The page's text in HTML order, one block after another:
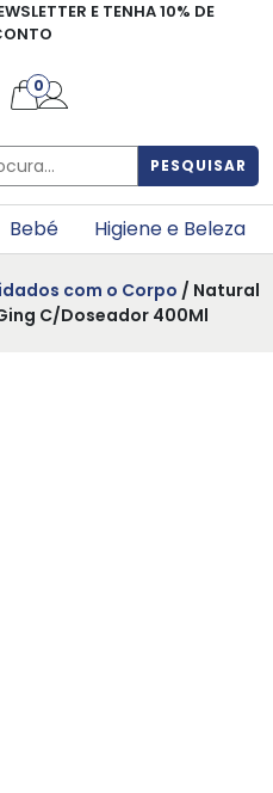
E TENHA 10% DE
PESQUISAR
0
Bebé Higiene e Beleza
com o Corpo / Natural
C/Doseador 400Ml